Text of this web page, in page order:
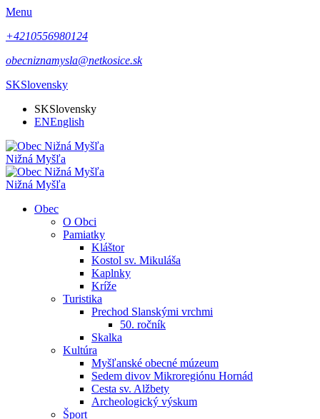
Menu
+4210556980124
obecniznamysla@netkosice.sk
SKSlovensky
SKSlovensky
ENEnglish
Nižná Myšľa
Nižná Myšľa
Obec
O Obci
Pamiatky
Kláštor
Kostol sv. Mikuláša
Kaplnky
Kríže
Turistika
Prechod Slanskými vrchmi
50. ročník
Skalka
Kultúra
Myšľanské obecné múzeum
Sedem divov Mikroregiónu Hornád
Cesta sv. Alžbety
Archeologický výskum
Šport